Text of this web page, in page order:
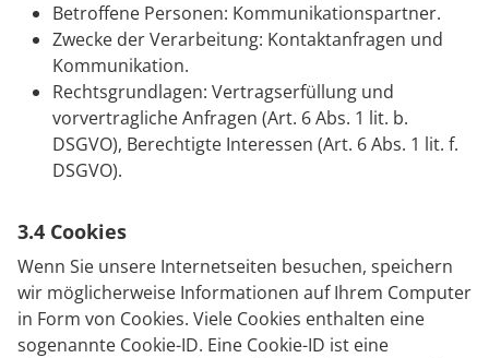
Betroffene Personen: Kommunikationspartner.
Zwecke der Verarbeitung: Kontaktanfragen und
Kommunikation.
Rechtsgrundlagen: Vertragserfüllung und
vorvertragliche Anfragen (Art. 6 Abs. 1 lit. b.
DSGVO), Berechtigte Interessen (Art. 6 Abs. 1 lit. f.
DSGVO).
3.4 Cookies
Wenn Sie unsere Internetseiten besuchen, speichern
wir möglicherweise Informationen auf Ihrem Computer
in Form von Cookies. Viele Cookies enthalten eine
sogenannte Cookie-ID. Eine Cookie-ID ist eine